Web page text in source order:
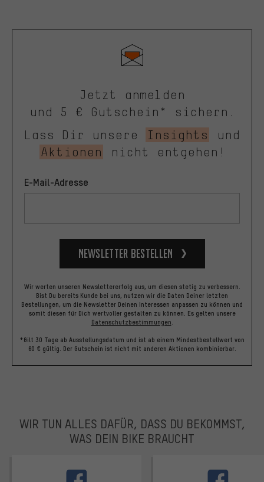
Jetzt anmelden
und 5 € Gutschein* sichern.
Lass Dir unsere
Insights
und
Aktionen
nicht entgehen!
E-Mail-Adresse
Newsletter bestellen
Wir werten unseren Newslettererfolg aus, um diesen stetig zu verbessern.
Bist Du bereits Kunde bei uns, nutzen wir die Daten Deiner letzten
Bestellungen, um die Newsletter Deinen Interessen anpassen zu können und
somit diesen für Dich wertvoller gestalten zu können. Es gelten unsere
Datenschutzbestimmungen.
*Gilt 30 Tage ab Ausstellungsdatum und ist ab einem Mindestbestellwert von
60 € gültig. Der Gutschein ist nicht mit anderen Aktionen kombinierbar.
WIR TUN ALLES DAFÜR, DASS DU BEKOMMST,
WAS DEIN BIKE BRAUCHT